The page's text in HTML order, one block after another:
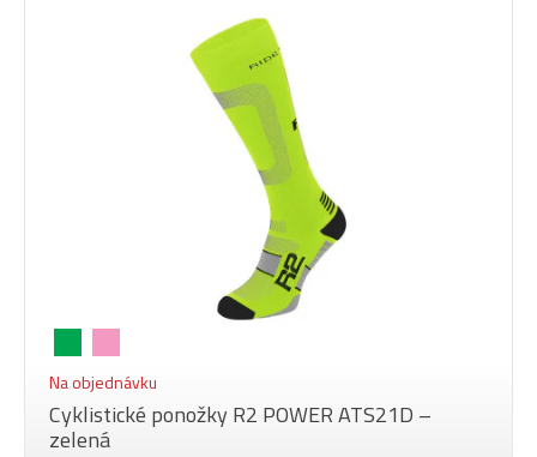
Na objednávku
Cyklistické ponožky R2 POWER ATS21D –
zelená